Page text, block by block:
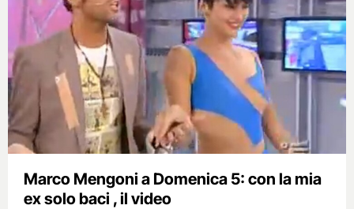
Marco Mengoni a Domenica 5: con la mia
ex solo baci , il video